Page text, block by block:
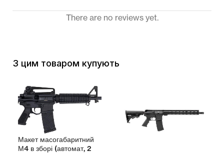
There are no reviews yet.
З цим товаром купують
Макет масогабаритний
М4 в зборі (автомат, 2